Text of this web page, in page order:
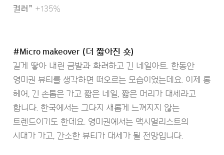
컬러” +135%
#Micro makeover (더 짧아진 숏)
길게 땋아 내린 금발과 화려하고 긴 네일아트. 한동안
영미권 뷰티를 생각하면 떠오르는 모습이었는데요. 이제 롱
헤어, 긴 손톱은 가고 짧은 네일, 짧은 머리가 대세라고
합니다. 한국에서는 그다지 새롭게 느껴지지 않는
트렌드이기도 한데요. 영미권에서는 맥시멀리스트의
시대가 가고, 간소한 뷰티가 대세가 될 전망입니다.